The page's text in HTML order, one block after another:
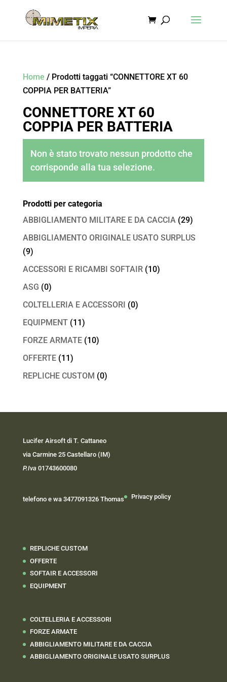
Home / Prodotti taggati “CONNETTORE XT 60
COPPIA PER BATTERIA”
CONNETTORE XT 60
COPPIA PER BATTERIA
Non è stato trovato nessun prodotto che
corrisponde alla tua selezione.
Prodotti per categoria
ABBIGLIAMENTO MILITARE E DA CACCIA (29)
ABBIGLIAMENTO ORIGINALE USATO SURPLUS
(9)
ACCESSORI E RICAMBI SOFTAIR (10)
ASG (0)
COLTELLERIA E ACCESSORI (0)
EQUIPMENT (11)
FORZE ARMATE (10)
OFFERTE (11)
REPLICHE CUSTOM (0)
Lucifer Airsoft di T. Cattaneo
via Carmine 25 Castellaro (IM)
P.Iva 01743600080
telefono e wa 3477091326 Thomas Privacy policy
REPLICHE CUSTOM
OFFERTE
SOFTAIR E ACCESSORI
EQUIPMENT
COLTELLERIA E ACCESSORI
FORZE ARMATE
ABBIGLIAMENTO MILITARE E DA CACCIA
ABBIGLIAMENTO ORIGINALE USATO SURPLUS